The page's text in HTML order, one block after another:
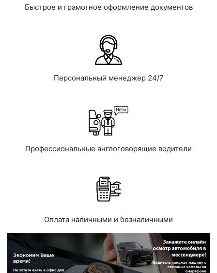
Быстрое и грамотное оформление документов
Персональный менеджер 24/7
Профессиональные англоговорящие водители
Оплата наличными и безналичными